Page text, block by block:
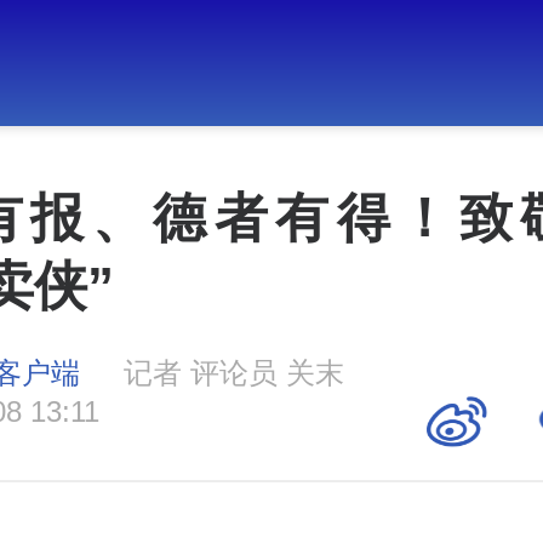
报、德者有得！致
侠”
户端
记者 评论员 关末
13:11